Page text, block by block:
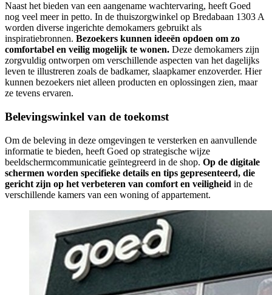
Naast het bieden van een aangename wachtervaring, heeft Goed
nog veel meer in petto. In de thuiszorgwinkel op Bredabaan 1303 A
worden diverse ingerichte demokamers gebruikt als
inspiratiebronnen. Bezoekers kunnen ideeën opdoen om zo
comfortabel en veilig mogelijk te wonen. Deze demokamers zijn
zorgvuldig ontworpen om verschillende aspecten van het dagelijks
leven te illustreren zoals de badkamer, slaapkamer enzoverder. Hier
kunnen bezoekers niet alleen producten en oplossingen zien, maar
ze tevens ervaren.
Belevingswinkel van de toekomst
Om de beleving in deze omgevingen te versterken en aanvullende
informatie te bieden, heeft Goed op strategische wijze
beeldschermcommunicatie geïntegreerd in de shop. Op de digitale
schermen worden specifieke details en tips gepresenteerd, die
gericht zijn op het verbeteren van comfort en veiligheid in de
verschillende kamers van een woning of appartement.